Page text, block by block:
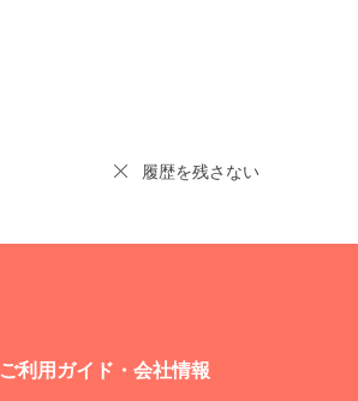
履歴を残さない
ご利用ガイド・会社情報